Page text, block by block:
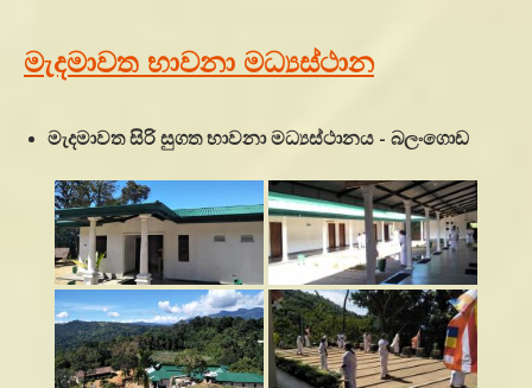
මැදමාවත භාවනා මධ්‍යස්ථාන
මැදමාවත සිරි සුගත භාවනා මධ්‍යස්ථානය - බලංගොඩ